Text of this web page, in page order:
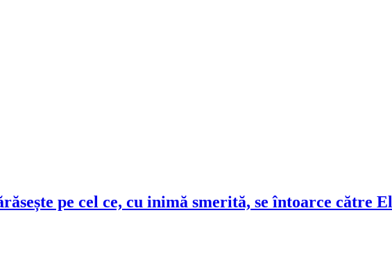
pe cel ce, cu inimă smerită, se întoarce către El